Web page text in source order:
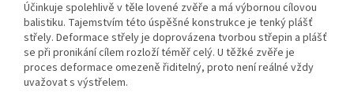
Účinkuje spolehlivě v těle lovené zvěře a má výbornou cílovou
balistiku. Tajemstvím této úspěšné konstrukce je tenký plášť
střely. Deformace střely je doprovázena tvorbou střepin a plášť
se při pronikání cílem rozloží téměř celý. U těžké zvěře je
proces deformace omezeně řiditelný, proto není reálné vždy
uvažovat s výstřelem.